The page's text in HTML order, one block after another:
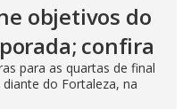
objetivos do
confira
para as quartas de final
do Fortaleza, na